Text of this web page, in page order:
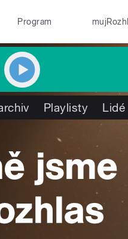
Program
Playlisty Lidé